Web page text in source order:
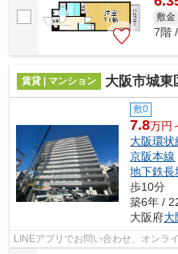
敷金
7階
賃貸 | マンション 大阪市城東区
敷0
7.8万円
大阪環状
京阪本線
地下鉄長
歩10分
築6年 /
大阪府大
LINEアプリでお問い合わせ、オンラ